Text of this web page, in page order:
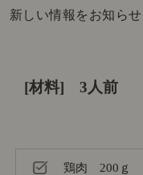
新しい情報をお知ら
[材料] 3人前
鶏肉 200ｇ